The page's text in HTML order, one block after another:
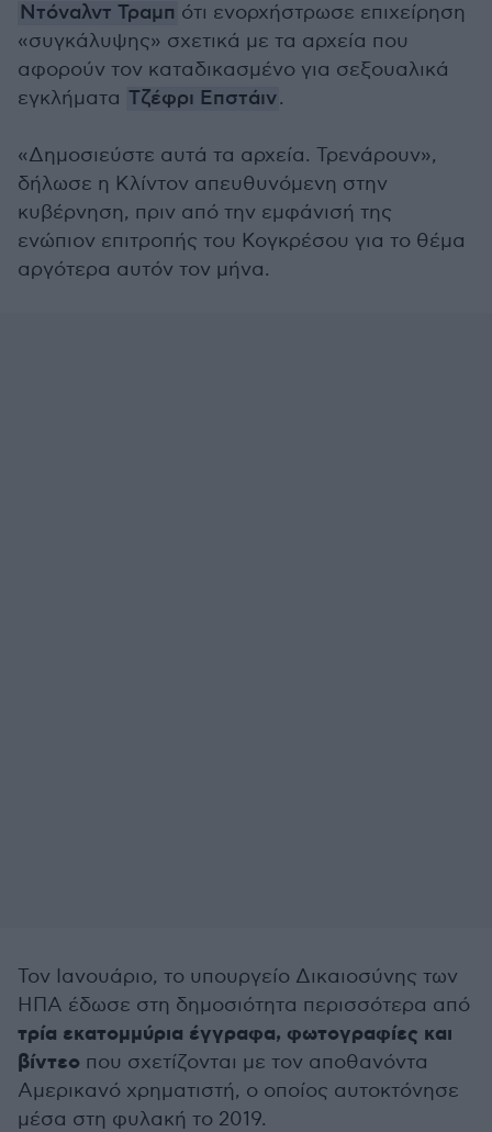
Ντόναλντ Τραμπ ότι ενορχήστρωσε επιχείρηση
«συγκάλυψης» σχετικά με τα αρχεία που
αφορούν τον καταδικασμένο για σεξουαλικά
εγκλήματα Τζέφρι Επστάιν.
«Δημοσιεύστε αυτά τα αρχεία. Τρενάρουν»,
δήλωσε η Κλίντον απευθυνόμενη στην
κυβέρνηση, πριν από την εμφάνισή της
ενώπιον επιτροπής του Κογκρέσου για το θέμα
αργότερα αυτόν τον μήνα.
Τον Ιανουάριο, το υπουργείο Δικαιοσύνης των
ΗΠΑ έδωσε στη δημοσιότητα περισσότερα από
τρία εκατομμύρια έγγραφα, φωτογραφίες και
βίντεο που σχετίζονται με τον αποθανόντα
Αμερικανό χρηματιστή, ο οποίος αυτοκτόνησε
μέσα στη φυλακή το 2019.